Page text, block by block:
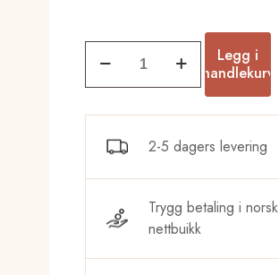
Diamantring
-
Baguetteslip
Legg i
handlekurv
2-5 dagers levering
Trygg betaling i norsk
nettbuikk